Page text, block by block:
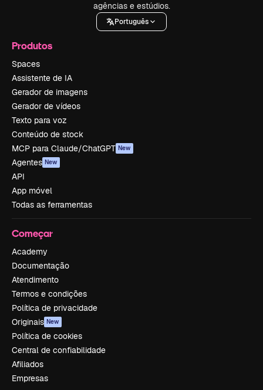
agências e estúdios.
Português
Produtos
Spaces
Assistente de IA
Gerador de imagens
Gerador de vídeos
Texto para voz
Conteúdo de stock
MCP para Claude/ChatGPT New
Agentes New
API
App móvel
Todas as ferramentas
Começar
Academy
Documentação
Atendimento
Termos e condições
Política de privacidade
Originais New
Política de cookies
Central de confiabilidade
Afiliados
Empresas